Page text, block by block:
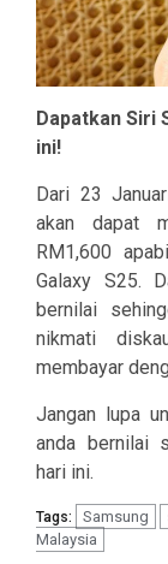
Dapatkan Siri
ini!
Dari 23
akan dapat
RM1,600
Galaxy S25.
bernilai
nikmati
membayar
Jangan lupa
anda bernilai
hari ini.
Tags: Samsung
Malaysia